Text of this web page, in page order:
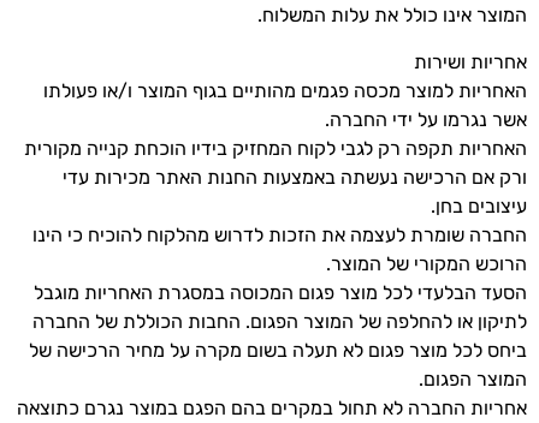
המוצר אינו כולל את עלות המשלוח.
אחריות ושירות
האחריות למוצר מכסה פגמים מהותיים בגוף המוצר ו/או פעולתו
אשר נגרמו על ידי החברה.
האחריות תקפה רק לגבי לקוח המחזיק בידיו הוכחת קנייה מקורית
ורק אם הרכישה נעשתה באמצעות החנות האתר מכירות עדי
עיצובים בחן.
החברה שומרת לעצמה את הזכות לדרוש מהלקוח להוכיח כי הינו
הרוכש המקורי של המוצר.
הסעד הבלעדי לכל מוצר פגום המכוסה במסגרת האחריות מוגבל
לתיקון או להחלפה של המוצר הפגום. החבות הכוללת של החברה
ביחס לכל מוצר פגום לא תעלה בשום מקרה על מחיר הרכישה של
המוצר הפגום.
אחריות החברה לא תחול במקרים בהם הפגם במוצר נגרם כתוצאה